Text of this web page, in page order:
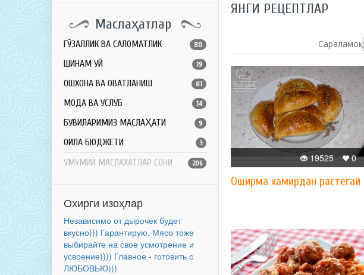
Маслаҳатлар
ГЎЗАЛЛИК ВА САЛОМАТЛИК 80
ШИНАМ УЙ 19
ОШХОНА ВА ОВҚАТЛАНИШ 81
МОДА ВА УСЛУБ 14
БУВИЛАРИМИЗ МАСЛАҲАТИ 9
ОИЛА БЮДЖЕТИ 3
УМУМИЙ МАСЛАХАТЛАР СОНИ 206
Охирги изоҳлар
Независимо от дырочек будет
вкусно))) Гарантирую. Мясо тоже
выбирайте на свое усмотрение и
усвоение)))) Главное - готовить с
ЛЮБОВЬЮ)))
ЯНГИ РЕЦЕПТЛАР
Сараламоқ:
0
19525
Оширма хамирдан растегай